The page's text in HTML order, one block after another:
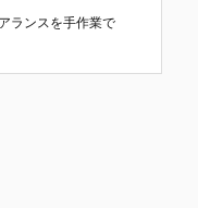
ランスを手作業で